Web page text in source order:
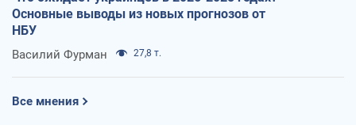
Основные выводы из новых прогнозов от
НБУ
Василий Фурман 27,8 т.
Все мнения